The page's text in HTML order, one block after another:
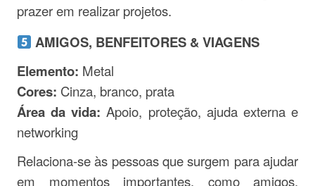
prazer em realizar projetos.
AMIGOS, BENFEITORES & VIAGENS
Elemento: Metal
Cores: Cinza, branco, prata
Área da vida: Apoio, proteção, ajuda externa e
networking
Relaciona-se às pessoas que surgem para ajudar
em momentos importantes, como amigos,